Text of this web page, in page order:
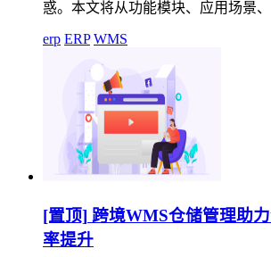
惑。本文将从功能模块、应用场景
erp ERP WMS
[置顶] 跨境WMS仓储管理助
率提升